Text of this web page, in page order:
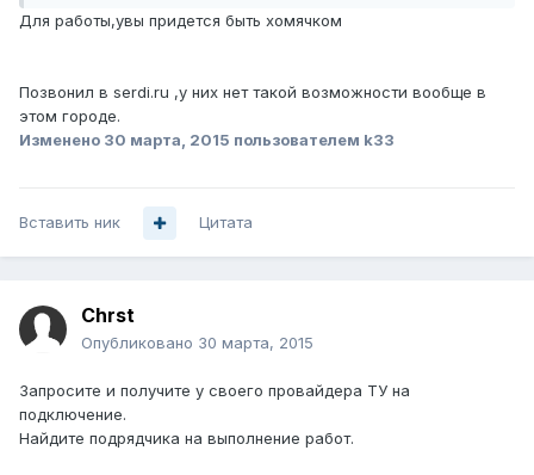
Для работы,увы придется быть хомячком
Позвонил в serdi.ru ,у них нет такой возможности вообще в
этом городе.
Изменено 30 марта, 2015 пользователем k33
Вставить ник Цитата
Chrst
Опубликовано 30 марта, 2015
Запросите и получите у своего провайдера ТУ на
подключение.
Найдите подрядчика на выполнение работ.